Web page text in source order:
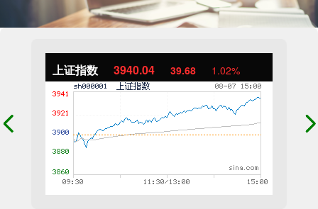
上证指数 3940.04 39.68 1.02%